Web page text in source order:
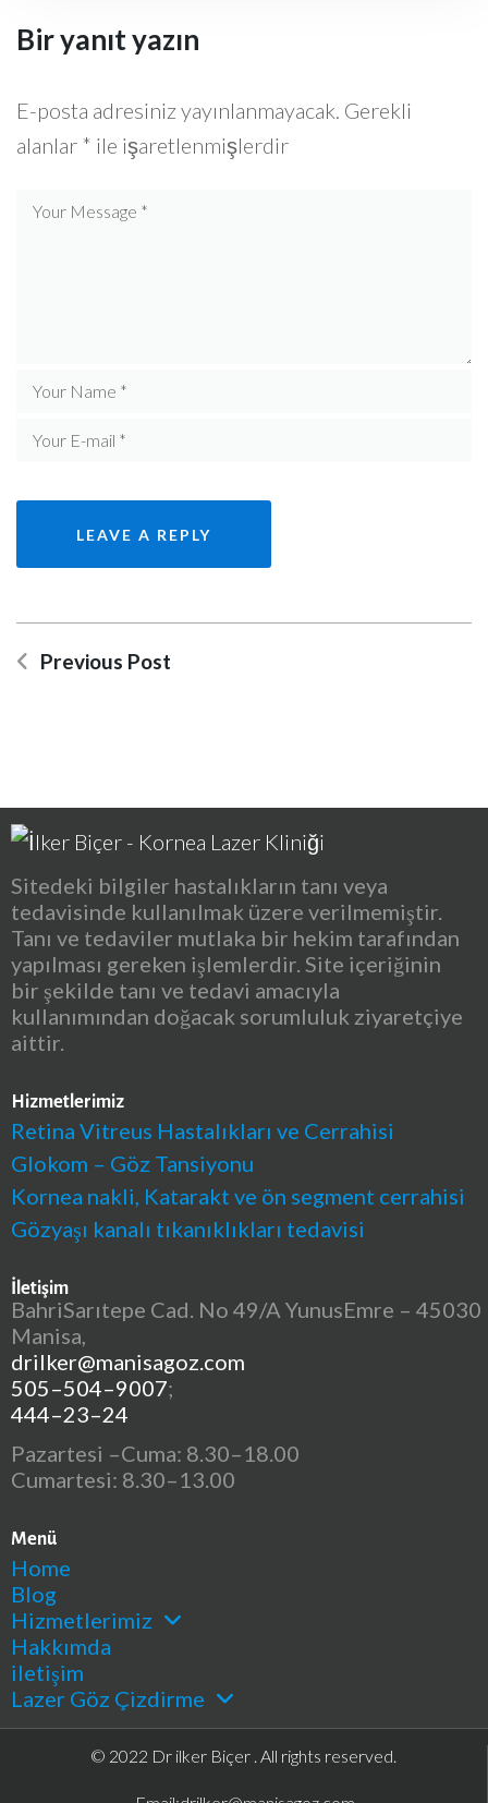
Bir yanıt yazın
E-posta adresiniz yayınlanmayacak. Gerekli
alanlar * ile işaretlenmişlerdir
Previous Post
Sitedeki bilgiler hastalıkların tanı veya
tedavisinde kullanılmak üzere verilmemiştir.
Tanı ve tedaviler mutlaka bir hekim tarafından
yapılması gereken işlemlerdir. Site içeriğinin
bir şekilde tanı ve tedavi amacıyla
kullanımından doğacak sorumluluk ziyaretçiye
aittir.
Hizmetlerimiz
Retina Vitreus Hastalıkları ve Cerrahisi
Glokom – Göz Tansiyonu
Kornea nakli, Katarakt ve ön segment cerrahisi
Gözyaşı kanalı tıkanıklıkları tedavisi
İletişim
BahriSarıtepe Cad. No 49/A YunusEmre – 45030
Manisa,
drilker@manisagoz.com
505–504–9007;
444–23–24
Pazartesi –Cuma: 8.30–18.00
Cumartesi: 8.30–13.00
Menü
Home
Blog
Hizmetlerimiz
Hakkımda
iletişim
Lazer Göz Çizdirme
© 2022 Dr ilker Biçer . All rights reserved.